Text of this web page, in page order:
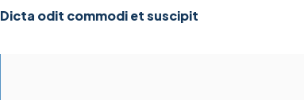
Dicta odit commodi et suscipit